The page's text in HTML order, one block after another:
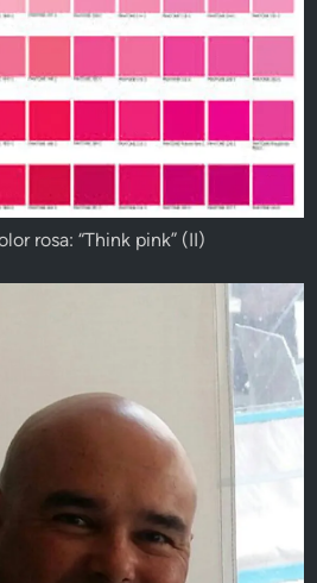
rosa: “Think pink” (II)